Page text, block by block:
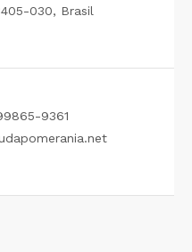
030, Brasil
9361